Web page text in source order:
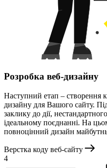
Розробка веб-дизайну
Наступний етап – створення
дизайну для Вашого сайту.
заклику до дії,
ідеальному поєднанні. На
повноцінний дизайн
Верстка коду веб-сайту
4